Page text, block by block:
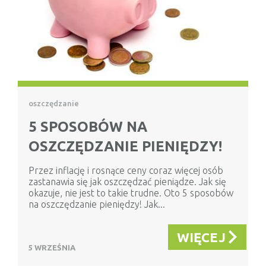
oszczędzanie
5 SPOSOBÓW NA
OSZCZĘDZANIE PIENIĘDZY!
Przez inflację i rosnące ceny coraz więcej osób
zastanawia się jak oszczędzać pieniądze. Jak się
okazuje, nie jest to takie trudne. Oto 5 sposobów
na oszczędzanie pieniędzy! Jak...
5 WRZEŚNIA
WIĘCEJ